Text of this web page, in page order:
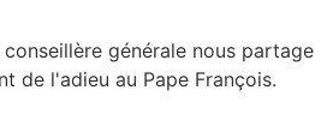
générale nous partage
de l'adieu au Pape François.